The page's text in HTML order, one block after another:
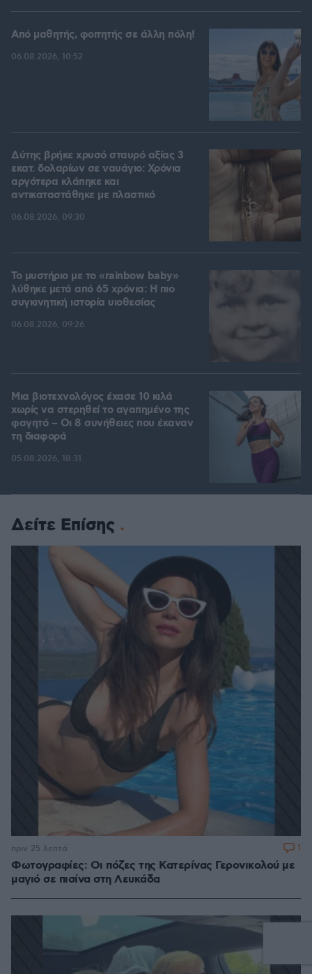
Από μαθητής, φοιτητής σε άλλη πόλη!
06.08.2026, 10:52
Δύτης βρήκε χρυσό σταυρό αξίας 3
εκατ. δολαρίων σε ναυάγιο: Χρόνια
αργότερα κλάπηκε και
αντικαταστάθηκε με πλαστικό
06.08.2026, 09:30
Το μυστήριο με το «rainbow baby»
λύθηκε μετά από 65 χρόνια: Η πιο
συγκινητική ιστορία υιοθεσίας
06.08.2026, 09:26
Μια βιοτεχνολόγος έχασε 10 κιλά
χωρίς να στερηθεί το αγαπημένο της
φαγητό – Οι 8 συνήθειες που έκαναν
τη διαφορά
05.08.2026, 18:31
Δείτε Επίσης
Φωτογραφίες: Οι πόζες της Κατερίνας Γερονικολού με
μαγιό σε πισίνα στη Λευκάδα
πριν 25 λεπτά 1